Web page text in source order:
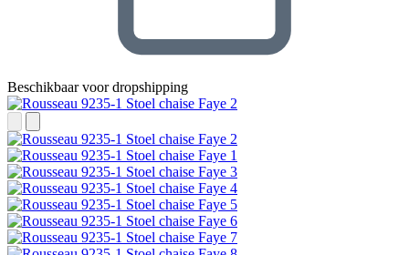
Beschikbaar voor dropshipping